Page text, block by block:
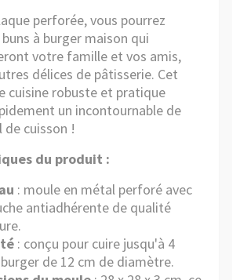
perforée, vous pourrez
à burger maison qui
votre famille et vos amis,
délices de pâtisserie. Cet
cuisine robuste et pratique
un incontournable de
cuisson !
du produit :
: moule en métal perforé avec
antiadhérente de qualité
: conçu pour cuire jusqu'à 4
de 12 cm de diamètre.